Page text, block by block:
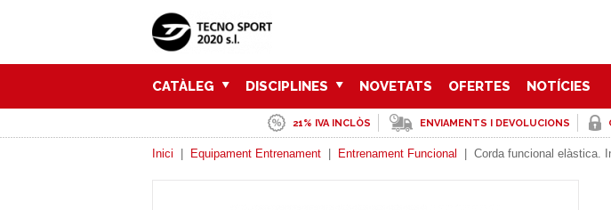
CATÀLEG DISCIPLINES NOVETATS OFERTES NOTÍCIES
21% IVA INCLÒS ENVIAMENTS I DEVOLUCIONS
Inici Equipament Entrenament Entrenament Funcional Corda funcional elàstica.